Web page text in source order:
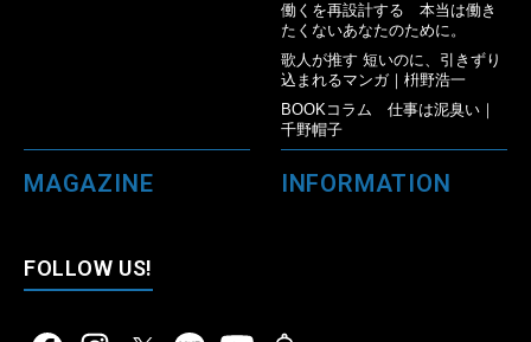
働くを再設計する 本当は働き
たくないあなたのために。
歌人が推す 短いのに、引きずり
込まれるマンガ｜枡野浩一
BOOKコラム 仕事は泥臭い｜
千野帽子
MAGAZINE INFORMATION
FOLLOW US!